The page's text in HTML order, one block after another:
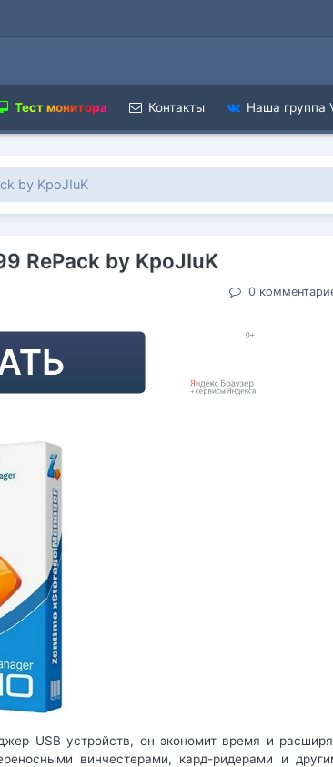
Тест монитора Контакты Наша группа
by KpoJIuK
RePack by KpoJIuK
0
USB устройств, он экономит время и
винчестерами, кард-ридерами и